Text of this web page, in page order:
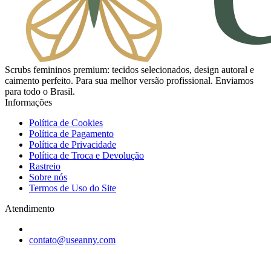
Scrubs femininos premium: tecidos selecionados, design autoral e
caimento perfeito. Para sua melhor versão profissional. Enviamos
para todo o Brasil.
Informações
Política de Cookies
Política de Pagamento
Política de Privacidade
Política de Troca e Devolução
Rastreio
Sobre nós
Termos de Uso do Site
Atendimento
contato@useanny.com